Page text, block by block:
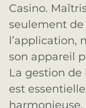
Casino.
seulement
l’application,
son appareil
La gestion
est
harmonieuse.